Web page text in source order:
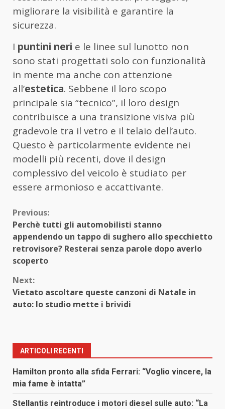
migliorare la visibilità e garantire la
sicurezza.
I puntini neri e le linee sul lunotto non
sono stati progettati solo con funzionalità
in mente ma anche con attenzione
all’estetica. Sebbene il loro scopo
principale sia “tecnico”, il loro design
contribuisce a una transizione visiva più
gradevole tra il vetro e il telaio dell’auto.
Questo è particolarmente evidente nei
modelli più recenti, dove il design
complessivo del veicolo è studiato per
essere armonioso e accattivante.
Continue
Reading
Previous:
Perchè tutti gli automobilisti stanno
appendendo un tappo di sughero allo specchietto
retrovisore? Resterai senza parole dopo averlo
scoperto
Next:
Vietato ascoltare queste canzoni di Natale in
auto: lo studio mette i brividi
ARTICOLI RECENTI
Hamilton pronto alla sfida Ferrari: “Voglio vincere, la
mia fame è intatta”
Stellantis reintroduce i motori diesel sulle auto: “La